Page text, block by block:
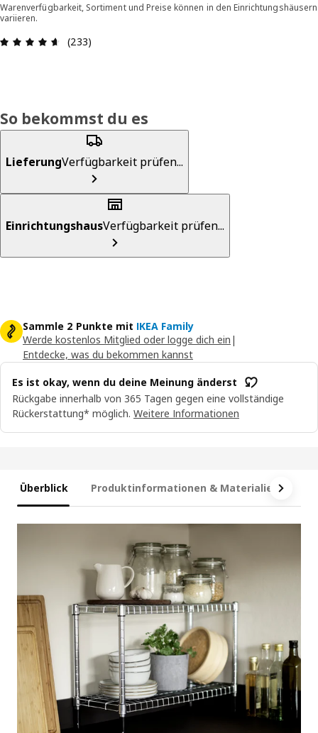
Warenverfügbarkeit, Sortiment und Preise können in den Einrichtungshäusern
variieren.
Bewertung: 4.6 von 5 Sterne Alle Bewertungen:
(233)
So bekommst du es
LieferungVerfügbarkeit prüfen...
EinrichtungshausVerfügbarkeit prüfen...
Sammle 2 Punkte mit IKEA Family
Werde kostenlos Mitglied oder logge dich ein |
Entdecke, was du bekommen kannst
Es ist okay, wenn du deine Meinung änderst
Rückgabe innerhalb von 365 Tagen gegen eine vollständige
Rückerstattung* möglich. Weitere Informationen
Überblick Produktinformationen & Materialien